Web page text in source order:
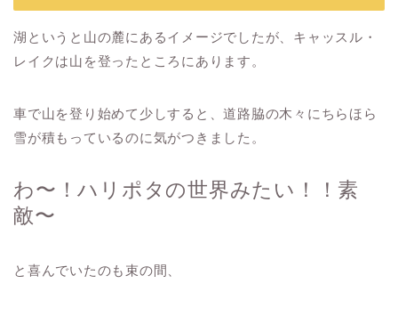
湖というと山の麓にあるイメージでしたが、キャッスル・
レイクは山を登ったところにあります。
車で山を登り始めて少しすると、道路脇の木々にちらほら
雪が積もっているのに気がつきました。
わ〜！ハリポタの世界みたい！！素
敵〜
と喜んでいたのも束の間、